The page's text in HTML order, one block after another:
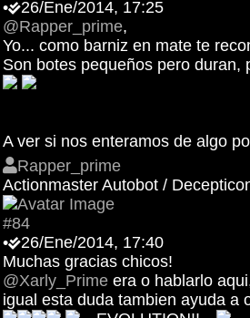
•
26/Ene/2014, 17:25
@Rapper_prime,
Yo... como barniz en mate te
Son botes pequeños pero
A ver si nos enteramos de algo
Rapper_prime
Actionmaster Autobot /
#84
•
26/Ene/2014, 17:40
Muchas gracias chicos!
@Xarly_Prime era o hablarlo
igual esta duda tambien ayuda a